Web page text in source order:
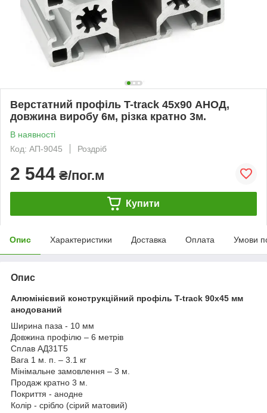
Верстатний профіль T-track 45х90 АНОД,
довжина виробу 6м, різка кратно 3м.
В наявності
Код: АП-9045
Роздріб
2 544 ₴/пог.м
Купити
Опис Характеристики Доставка Оплата Умови
Опис
Алюмінієвий конструкційний профіль T-track 90х45 мм
анодований
Ширина паза - 10 мм
Довжина профілю – 6 метрів
Сплав АД31Т5
Вага 1 м. п. – 3.1 кг
Мінімальне замовлення – 3 м.
Продаж кратно 3 м.
Покриття - анодне
Колір - срібло (сірий матовий)